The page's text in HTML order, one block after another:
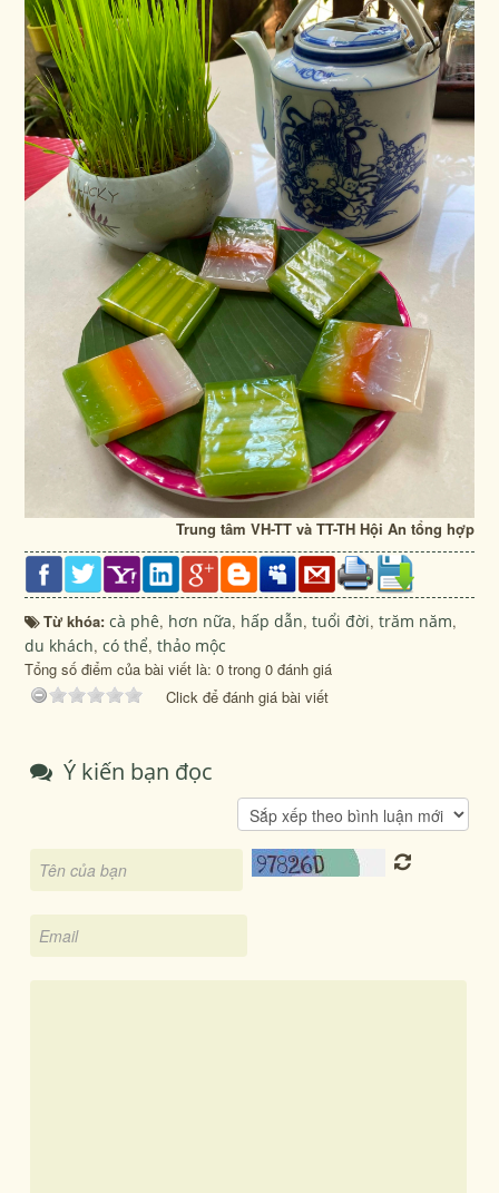
Trung tâm VH-TT và TT-TH Hội An tổng hợp
Từ khóa:cà phê, hơn nữa, hấp dẫn,tuổi đời,trăm năm,
du khách,có thể,thảo mộc
Tổng số điểm của bài viết là: 0 trong 0 đánh giá
Click để đánh giá bài viết
Ý kiến bạn đọc